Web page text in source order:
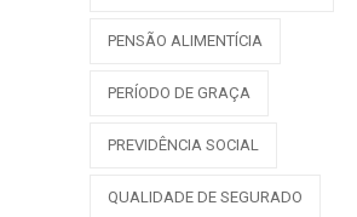
PENSÃO ALIMENTÍCIA
PERÍODO DE GRAÇA
PREVIDÊNCIA SOCIAL
QUALIDADE DE SEGURADO